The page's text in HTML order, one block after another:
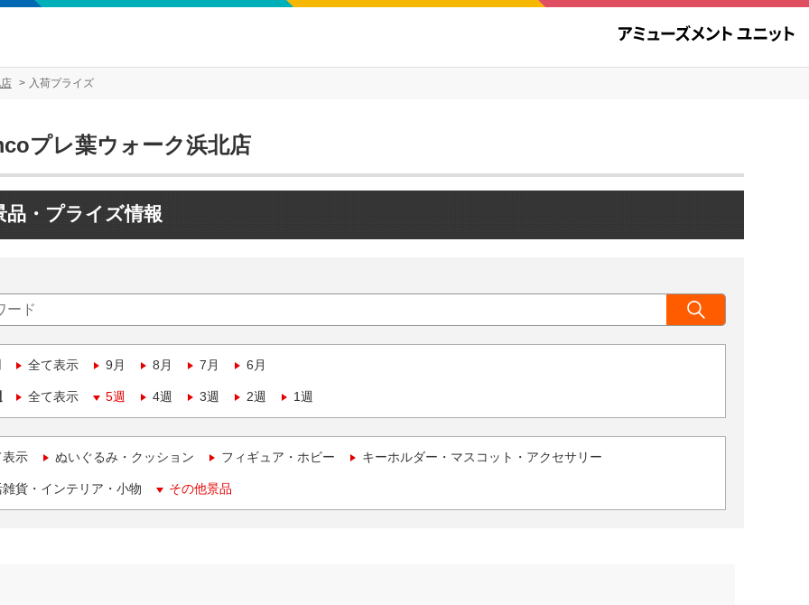
入荷プライズ
プレ葉ウォーク浜北店
品・プライズ情報
全て表示 9月 8月 7月 6月
全て表示 5週 4週 3週 2週 1週
表示 ぬいぐるみ・クッション フィギュア・ホビー キーホルダー・マスコット・アクセサリー
貨・インテリア・小物 その他景品